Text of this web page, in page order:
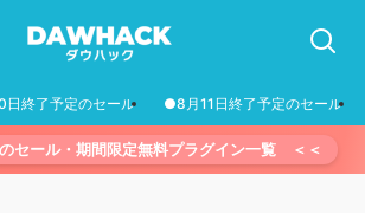
終了予定のセール ●8月11日終了予定のセール
セール・期間限定無料プラグイン一覧 ＜＜